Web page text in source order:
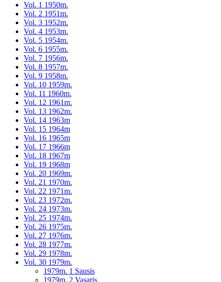
Vol. 1 1950m.
Vol. 2 1951m.
Vol. 3 1952m.
Vol. 4 1953m.
Vol. 5 1954m.
Vol. 6 1955m.
Vol. 7 1956m.
Vol. 8 1957m.
Vol. 9 1958m.
Vol. 10 1959m.
Vol. 11 1960m.
Vol. 12 1961m.
Vol. 13 1962m.
Vol. 14 1963m
Vol. 15 1964m
Vol. 16 1965m
Vol. 17 1966m
Vol. 18 1967m
Vol. 19 1968m
Vol. 20 1969m.
Vol. 21 1970m.
Vol. 22 1971m.
Vol. 23 1972m.
Vol. 24 1973m.
Vol. 25 1974m.
Vol. 26 1975m.
Vol. 27 1976m.
Vol. 28 1977m.
Vol. 29 1978m.
Vol. 30 1979m.
1979m. 1 Sausis
1979m. 2 Vasaris